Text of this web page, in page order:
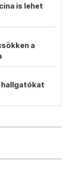
is lehet
a
hallgatókat